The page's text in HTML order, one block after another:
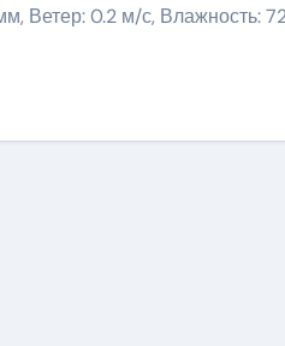
Ветер: 0.2 м/с, Влажность: